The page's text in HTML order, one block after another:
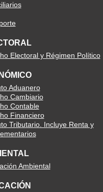
Electoral y Régimen Político
Aduanero
Cambiario
Contable
Financiero
Tributario. Incluye Renta y
Ambiental